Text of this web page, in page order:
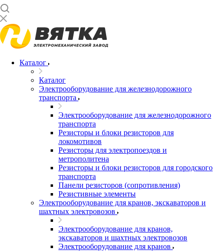
Каталог
Каталог
Электрооборудование для железнодорожного
транспорта
Электрооборудование для железнодорожного
транспорта
Резисторы и блоки резисторов для
локомотивов
Резисторы для электропоездов и
метрополитена
Резисторы и блоки резисторов для городского
транспорта
Панели резисторов (сопротивления)
Резистивные элементы
Электрооборудование для кранов, экскаваторов и
шахтных электровозов
Электрооборудование для кранов,
экскаваторов и шахтных электровозов
Электрооборудование для кранов